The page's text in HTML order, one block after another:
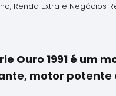
Renda Extra e Negócios
Ouro 1991 é um
motor potente